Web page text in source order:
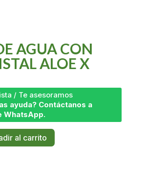
AGUA CON
ALOE X
/ Te asesoramos
ayuda? Contáctanos a
WhatsApp.
al carrito